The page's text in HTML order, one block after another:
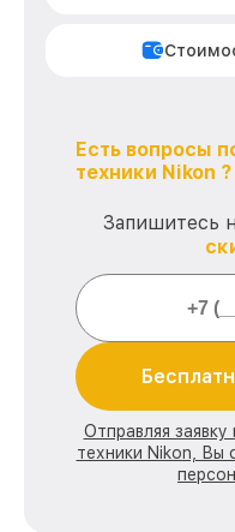
Есть вопросы
техники Nikon ?
Запишитесь
Отправляя
техники Nikon, Вы